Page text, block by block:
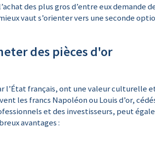
des plus gros d’entre eux demande
vaut s’orienter vers une seconde
des pièces d'or
l’État français, ont une valeur
les francs Napoléon ou Louis d’or,
et des investisseurs, peut
avantages :